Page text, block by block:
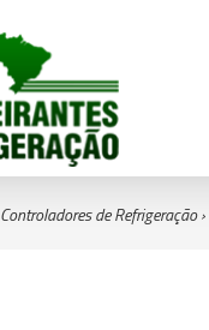
Controladores de Refrigeração›